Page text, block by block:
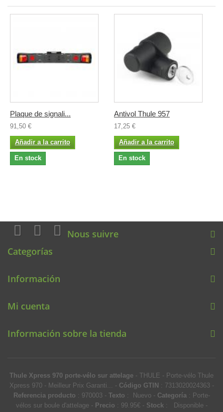
Plaque de signali...
91,50 €
Añadir a la carrito
En stock
Antivol Thule 957
17,25 €
Añadir a la carrito
En stock
Nous suivre
Categorías
Información
Mi cuenta
Información sobre la tienda
Thule Xpress 970 porte-vélo sur attelage - THULE - Porte-vélo Thule
Xpress 970 - Meilleur Prix Garanti... - Código GTIN : 7313020024363 -
Referencia producto : 970003 - Texto : Nuevo- Categoría: Porte-
vélos sur boule d'attelage - Precio : 99.95€- Stock: Disponible -